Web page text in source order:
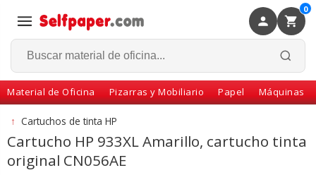
0
Material de Oficina Pizarras y Mobiliario Papel Máquinas
Volver
↑ Cartuchos de tinta HP
Cartucho HP 933XL Amarillo, cartucho tinta
original CN056AE